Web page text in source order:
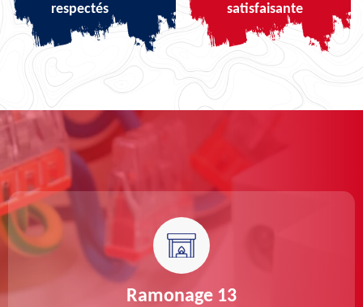
respectés
satisfaisante
Ramonage 13